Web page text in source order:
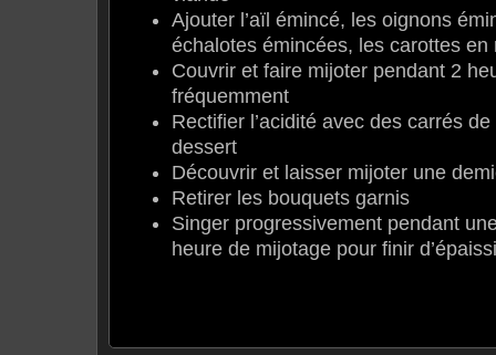
Ajouter l’aïl émincé, les oignons
échalotes émincées, les carottes en
Couvrir et faire mijoter pendant 2
fréquemment
Rectifier l’acidité avec des carrés
dessert
Découvrir et laisser mijoter une
Retirer les bouquets garnis
Singer progressivement pendant
heure de mijotage pour finir